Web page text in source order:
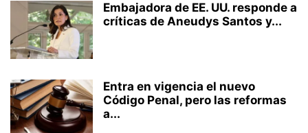
Embajadora de EE. UU. responde a
críticas de Aneudys Santos y...
Entra en vigencia el nuevo
Código Penal, pero las reformas
a...